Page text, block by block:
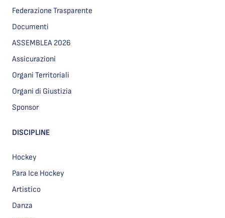
Federazione Trasparente
Documenti
ASSEMBLEA 2026
Assicurazioni
Organi Territoriali
Organi di Giustizia
Sponsor
DISCIPLINE
Hockey
Para Ice Hockey
Artistico
Danza